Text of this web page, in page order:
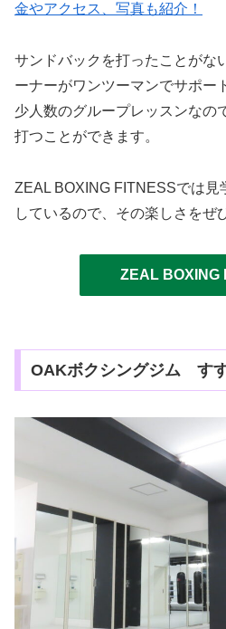
金やアクセス、写真も紹介！
サンドバックを打ったことがな
ーナーがワンツーマンでサポー
少人数のグループレッスンなの
打つことができます。
ZEAL BOXING FITNESSでは見
しているので、その楽しさをぜ
ZEAL BOXING
OAKボクシングジム す